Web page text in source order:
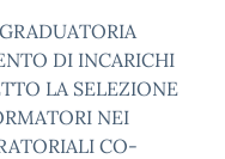
DI INCARICHI
LA SELEZIONE
NEI
CO-